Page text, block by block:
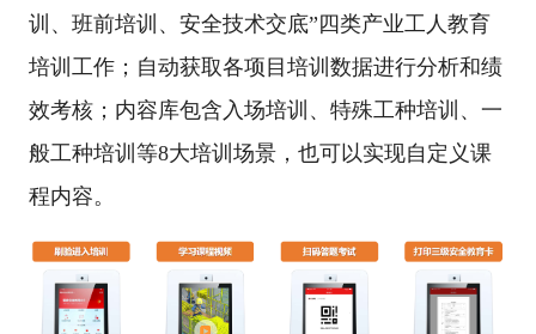
训、班前培训、安全技术交底”四类产业工人教育
培训工作；自动获取各项目培训数据进行分析和绩
效考核；内容库包含入场培训、特殊工种培训、一
般工种培训等8大培训场景，也可以实现自定义课
程内容。